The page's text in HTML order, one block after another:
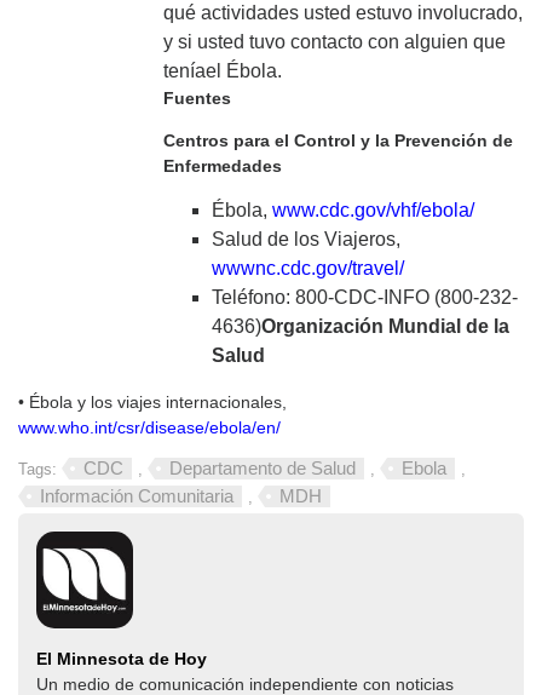
qué actividades usted estuvo involucrado,
y si usted tuvo contacto con alguien que
teníael Ébola.
Fuentes
Centros para el Control y la Prevención de
Enfermedades
Ébola, www.cdc.gov/vhf/ebola/
Salud de los Viajeros,
wwwnc.cdc.gov/travel/
Teléfono: 800-CDC-INFO (800-232-
4636)Organización Mundial de la
Salud
• Ébola y los viajes internacionales,
www.who.int/csr/disease/ebola/en/
Tags: CDC Departamento de Salud Ebola
Información Comunitaria MDH
El Minnesota de Hoy
Un medio de comunicación independiente con noticias